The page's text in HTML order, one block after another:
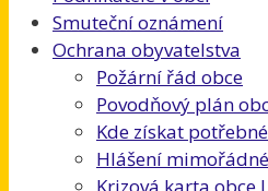
Smuteční oznámení
Ochrana obyvatelstva
Požární řád obce
Povodňový plán
Kde získat
Hlášení